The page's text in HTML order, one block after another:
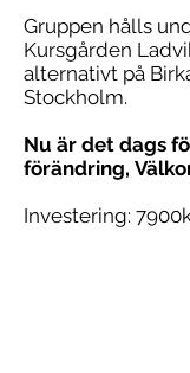
Gruppen hålls
Kursgården
alternativt på
Stockholm.
Nu är det dags
förändring,
Investering: